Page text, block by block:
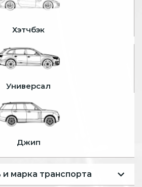
Хэтчбэк
Универсал
Джип
марка транспорта